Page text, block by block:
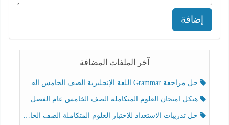
إضافة
آخر الملفات المضافة
حل مراجعة Grammar اللغة الإنجليزية الصف الخامس الفصل الثالث
هيكل امتحان العلوم المتكاملة الصف الخامس عام الفصل الدراسي الثالث 2025-2026
حل تدريبات الاستعداد للاختبار العلوم المتكاملة الصف الخامس عام الفصل الثالث